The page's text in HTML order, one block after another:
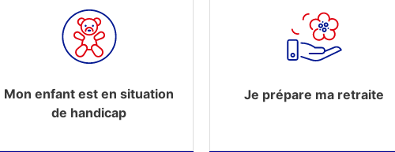
Mon enfant est en situation
de handicap
Je prépare ma retraite